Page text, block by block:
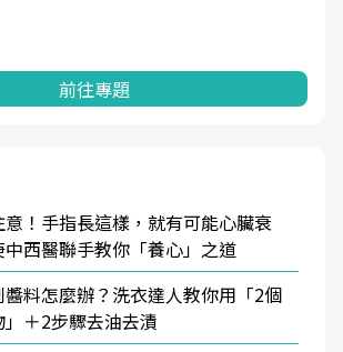
前往專題
意！手指長這樣，就有可能心臟衰
西醫聯手教你「養心」之道
料怎麼辦？洗衣達人教你用「2個
＋2步驟去油去漬